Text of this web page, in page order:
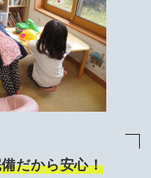
だから安心！